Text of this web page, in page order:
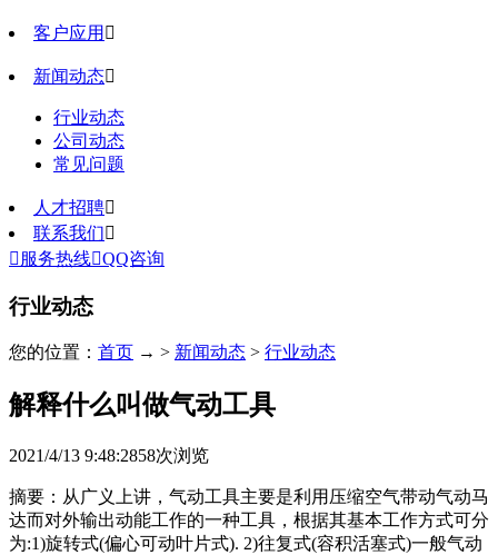
客户应用 
新闻动态
行业动态
公司动态
常见问题
人才招聘
联系我们
 服务热线QQ咨询
行业动态
您的位置： 首页 → > 新闻动态 > 行业动态
解释什么叫做气动工具
2021/4/13 9:48:2858次浏览
摘要：从广义上讲，气动工具主要是利用压缩空气带动气动马
达而对外输出动能工作的一种工具，根据其基本工作方式可分
为:1)旋转式(偏心可动叶片式). 2)往复式(容积活塞式)一般气动